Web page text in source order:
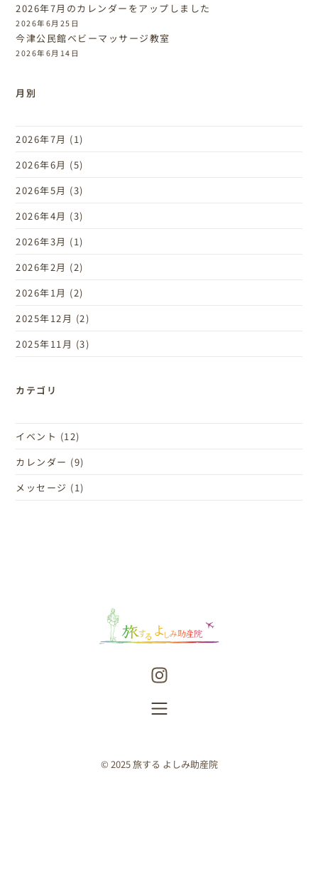
2026年7月のカレンダーをアップしました
2026年6月25日
今津公民館ベビーマッサージ教室
2026年6月14日
月別
2026年7月 (1)
2026年6月 (5)
2026年5月 (3)
2026年4月 (3)
2026年3月 (1)
2026年2月 (2)
2026年1月 (2)
2025年12月 (2)
2025年11月 (3)
カテゴリ
イベント (12)
カレンダー (9)
メッセージ (1)
© 2025 旅する よしみ助産院